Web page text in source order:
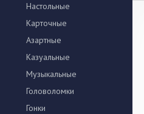
Настольные
Карточные
Азартные
Казуальные
Музыкальные
Головоломки
Гонки